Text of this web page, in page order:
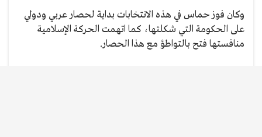
وكان فوز حماس في هذه الانتخابات بداية لحصار عربي ودولي
على الحكومة التي شكلتها، كما اتهمت الحركة الإسلامية
منافستها فتح بالتواطؤ مع هذا الحصار.